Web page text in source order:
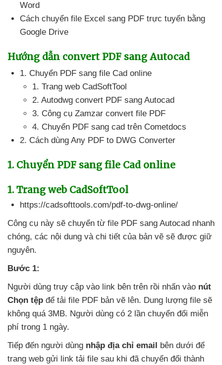
Word
Cách chuyển file Excel sang PDF trực tuyến bằng
Google Drive
Hướng dẫn convert PDF sang Autocad
1. Chuyển PDF sang file Cad online
1. Trang web CadSoftTool
2. Autodwg convert PDF sang Autocad
3. Công cụ Zamzar convert file PDF
4. Chuyển PDF sang cad trên Cometdocs
2. Cách dùng Any PDF to DWG Converter
1. Chuyển PDF sang file Cad online
1. Trang web CadSoftTool
https://cadsofttools.com/pdf-to-dwg-online/
Công cụ này sẽ chuyển từ file PDF sang Autocad nhanh
chóng, các nội dung và chi tiết của bản vẽ sẽ được giữ
nguyên.
Bước 1:
Người dùng truy cập vào link bên trên rồi nhấn vào nút
Chọn tệp để tải file PDF bản vẽ lên. Dung lượng file sẽ
không quá 3MB. Người dùng có 2 lần chuyển đổi miễn
phí trong 1 ngày.
Tiếp đến người dùng nhập địa chỉ email bên dưới để
trang web gửi link tải file sau khi đã chuyển đổi thành